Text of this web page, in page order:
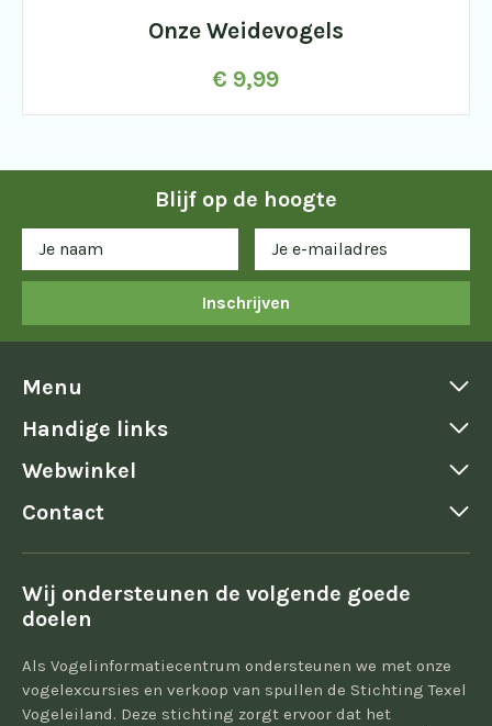
Onze Weidevogels
€ 9,99
Blijf op de hoogte
Inschrijven
Menu
Handige links
Webwinkel
Contact
Wij ondersteunen de volgende goede
doelen
Als Vogelinformatiecentrum ondersteunen we met onze
vogelexcursies en verkoop van spullen de Stichting Texel
Vogeleiland. Deze stichting zorgt ervoor dat het